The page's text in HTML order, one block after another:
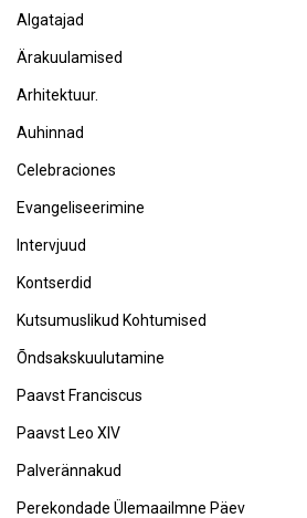
Algatajad
Ärakuulamised
Arhitektuur.
Auhinnad
Celebraciones
Evangeliseerimine
Intervjuud
Kontserdid
Kutsumuslikud Kohtumised
Õndsakskuulutamine
Paavst Franciscus
Paavst Leo XIV
Palverännakud
Perekondade Ülemaailmne Päev